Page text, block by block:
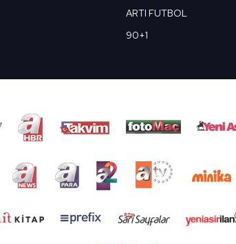
ARTI FUTBOL
90+1